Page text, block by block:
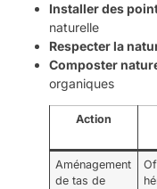
Installer des
naturelle
Respecter la
Composter
organiques
Action
Aménagement
de tas de